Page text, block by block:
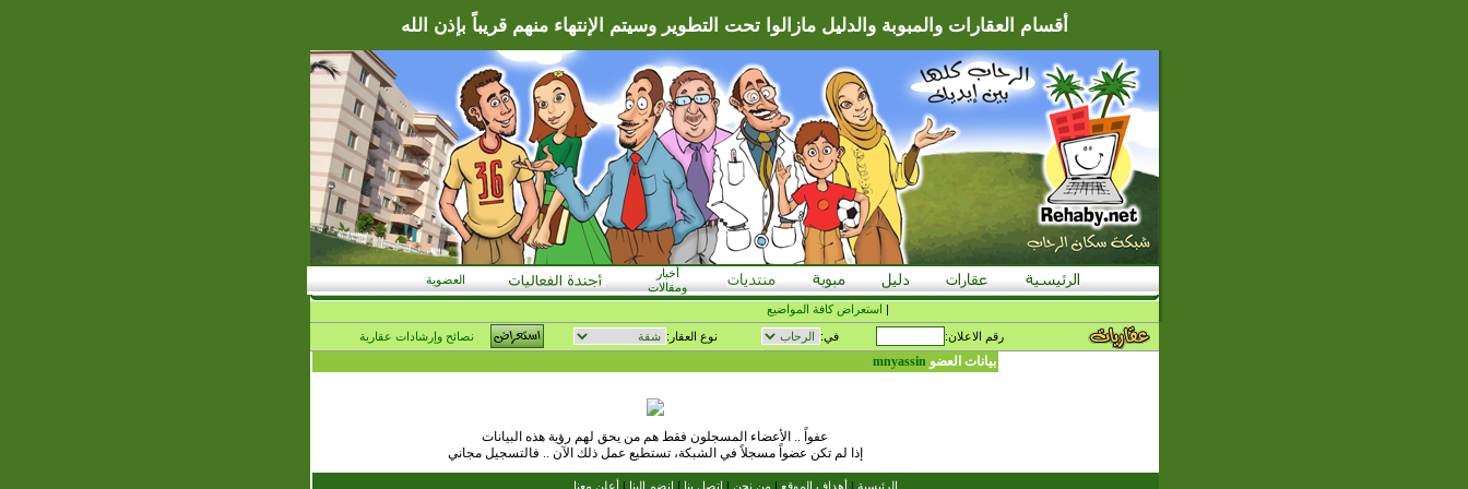
أقسام العقارات والمبوبة والدليل مازالوا تحت التطوير وسيتم الإنتهاء منهم قريباً بإذن الله
أخبار
ومقالات
العضوية
استعراض كافة المواضيع
نصائح وإرشادات عقارية نوع العقار: في: رقم الاعلان:
بيانات العضوmnyassin
عفواً .. الأعضاء المسجلون فقط هم من يحق لهم رؤية هذه البيانات
إذا لم تكن عضواً مسجلاً في الشبكة، تستطيع عمل ذلك الآن .. فالتسجيل مجاني
الرئيسية |أهداف الموقع | من نحن | اتصل بنا | انضم الينا |أعلن معنا